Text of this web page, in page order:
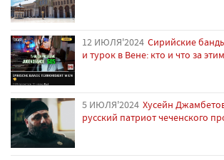
12 ИЮЛЯ'2024 Сирийские
и турок в Вене: кто и что за
5 ИЮЛЯ'2024 Хусейн
русский патриот чеченского